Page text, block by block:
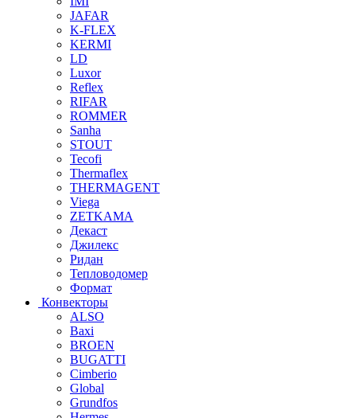
JAFAR
K-FLEX
KERMI
LD
Luxor
Reflex
RIFAR
ROMMER
Sanha
STOUT
Tecofi
Thermaflex
THERMAGENT
Viega
ZETKAMA
Декаст
Джилекс
Ридан
Тепловодомер
Формат
Конвекторы
ALSO
Baxi
BROEN
BUGATTI
Cimberio
Global
Grundfos